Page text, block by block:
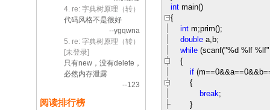
4. re: 字典树原理（转）
代码风格不是很好
--ygqwna
5. re: 字典树原理（转）
[未登录]
只有new，没有delete，
必然内存泄露
--123
阅读排行榜
int main()
{
int m;prim();
double a,b;
while (scanf("%d %lf %lf"
{
if (m==0&&a==0&&b
{
break;
}